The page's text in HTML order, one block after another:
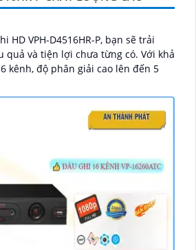
HD VPH-D4516HR-P, bạn sẽ trải
và tiện lợi chưa từng có. Với khả
kênh, độ phân giải cao lên đến 5